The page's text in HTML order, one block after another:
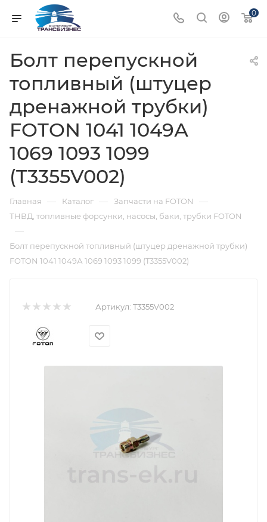
0
Болт перепускной
топливный (штуцер
дренажной трубки)
FOTON 1041 1049А
1069 1093 1099
(T3355V002)
Главная — Каталог — Запчасти на FOTON —
ТНВД, топливные форсунки, насосы, баки, трубки FOTON
—
Болт перепускной топливный (штуцер дренажной трубки)
FOTON 1041 1049А 1069 1093 1099 (T3355V002)
Артикул: T3355V002